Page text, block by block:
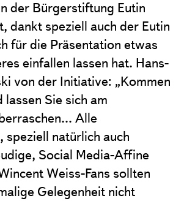
der Bürgerstiftung Eutin
dankt speziell auch der Eutin
für die Präsentation etwas
einfallen lassen hat. Hans-
von der Initiative: „Kommen
lassen Sie sich am
Alle
speziell natürlich auch
Social Media-Affine
Weiss-Fans sollten
Gelegenheit nicht